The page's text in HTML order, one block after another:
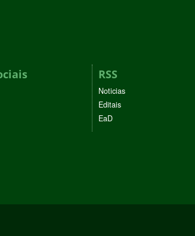
RSS
Noticias
Editais
EaD